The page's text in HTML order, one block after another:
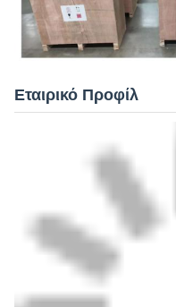
Εταιρικό Προφίλ